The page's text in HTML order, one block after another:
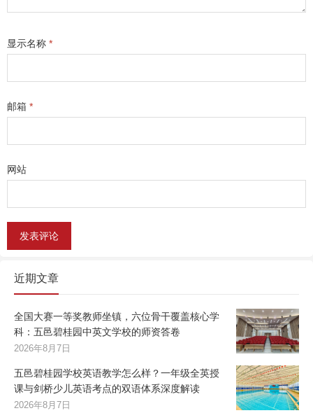
显示名称 *
邮箱 *
网站
近期文章
全国大赛一等奖教师坐镇，六位骨干覆盖核心学
科：五邑碧桂园中英文学校的师资答卷
2026年8月7日
五邑碧桂园学校英语教学怎么样？一年级全英授
课与剑桥少儿英语考点的双语体系深度解读
2026年8月7日